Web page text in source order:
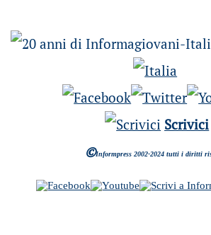
Scrivici
©Informpress 2002-2024 tutti i diritti